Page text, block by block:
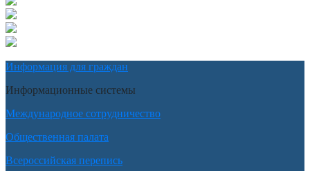
Информация для граждан
Информационные системы
Международное сотрудничество
Общественная палата
Всероссийская перепись